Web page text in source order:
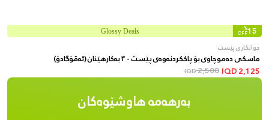
15
%
OFF
Glossy Deals
جوانکاری پێست
ماسکی دەموچاوی بۆ پاککردنەوەی پێست - ٣ بەکارهێنان (ئەڤۆگادۆ)
2,125
2,500
IQD
بەرهەمە هاوشێوەکان